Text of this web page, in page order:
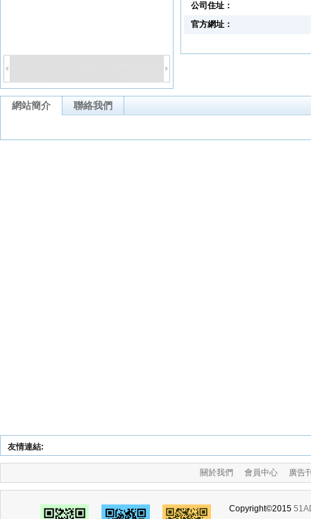
公司住址：
官方網址：
網站簡介 聯絡我們
友情連結:
關於我們 會員中心 廣告
Copyright©2015